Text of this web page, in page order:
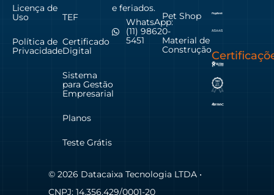
Licença de
Uso
Política de
Privacidade
TEF
Certificado
Digital
Sistema
para Gestão
Empresarial
Planos
Teste Grátis
e feriados.
WhatsApp:
(11) 98620-
5451
Pet Shop
Material de
Construção
© 2026 Datacaixa Tecnologia LTDA •
CNPJ: 14.356.429/0001-20